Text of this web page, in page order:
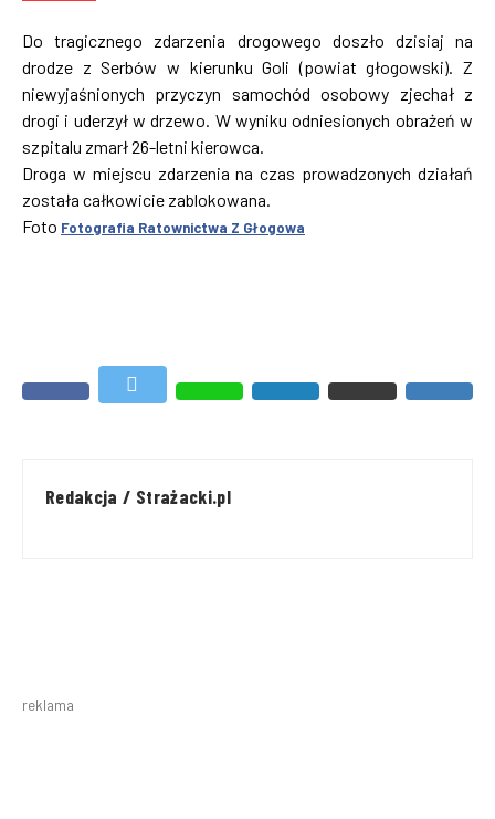
Do tragicznego zdarzenia drogowego doszło dzisiaj na
drodze z Serbów w kierunku Goli (powiat głogowski). Z
niewyjaśnionych przyczyn samochód osobowy zjechał z
drogi i uderzył w drzewo. W wyniku odniesionych obrażeń w
szpitalu zmarł 26-letni kierowca.
Droga w miejscu zdarzenia na czas prowadzonych działań
została całkowicie zablokowana.
Foto Fotografia Ratownictwa Z Głogowa
Redakcja / Strażacki.pl
reklama